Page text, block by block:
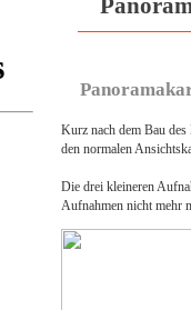
Kurz nach dem Bau
den normalen
Die drei kleineren
Aufnahmen nicht mehr